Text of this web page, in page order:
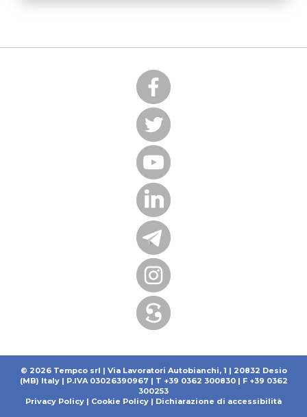
© 2026 Tempco srl | Via Lavoratori Autobianchi, 1 | 20832 Desio
(MB) Italy | P.IVA 03026390967 | T +39 0362 300830 | F +39 0362
300253
Privacy Policy | Cookie Policy | Dichiarazione di accessibilità